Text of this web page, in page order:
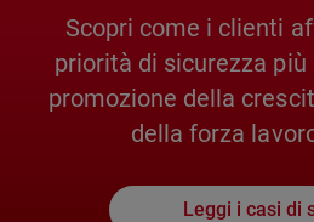
Scopri come i clienti
priorità di sicurezza
promozione della
della forza
Leggi i casi di